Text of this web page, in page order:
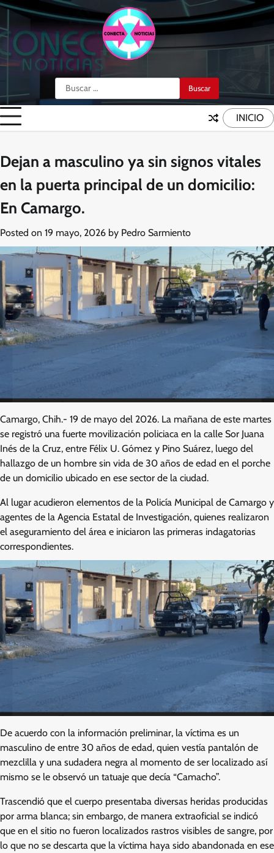
Skip
content
Buscar:
INICIO
Dejan a masculino ya sin signos vitales
en la puerta principal de un domicilio:
En Camargo.
Posted on 19 mayo, 2026 by Pedro Sarmiento
Camargo, Chih.- 19 de mayo del 2026. La mañana de este martes
se registró una fuerte movilización policiaca en la calle Sor Juana
Inés de la Cruz, entre Félix U. Gómez y Pino Suárez, luego del
hallazgo de un hombre sin vida de 30 años de edad en el porche
de un domicilio ubicado en ese sector de la ciudad.
Al lugar acudieron elementos de la Policía Municipal de Camargo y
agentes de la Agencia Estatal de Investigación, quienes realizaron
el aseguramiento del área e iniciaron las primeras indagatorias
correspondientes.
De acuerdo con la información preliminar, la víctima es un
masculino de entre 30 años de edad, quien vestía pantalón de
mezclilla y una sudadera negra al momento de ser localizado así
mismo se le observó un tatuaje que decía “Camacho”.
Trascendió que el cuerpo presentaba diversas heridas producidas
por arma blanca; sin embargo, de manera extraoficial se indicó
que en el sitio no fueron localizados rastros visibles de sangre, por
lo que no se descarta que la víctima haya sido abandonada en ese